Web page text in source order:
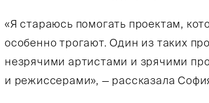
«Я стараюсь помогать проектам,
особенно трогают. Один из таких
незрячими артистами и зрячими
и режиссерами», — рассказала